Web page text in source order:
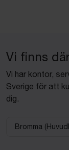
Vi finns
Vi har kontor,
Sverige för att
dig.
Välj anläggning:
Bromma